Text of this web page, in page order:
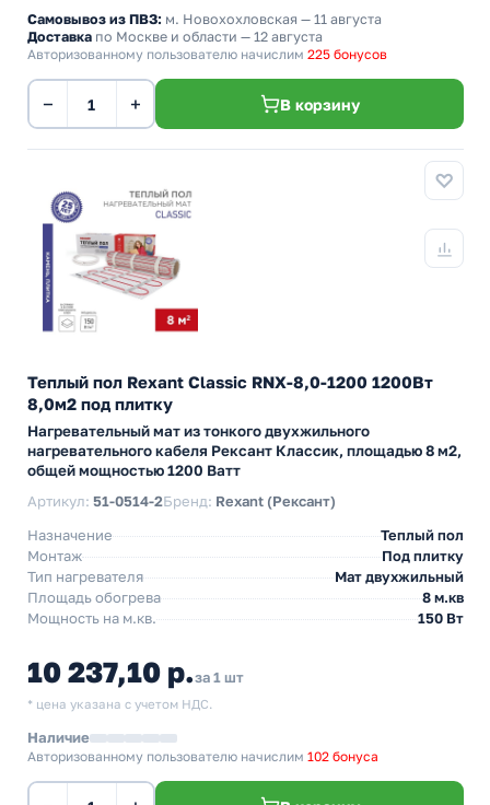
Самовывоз из ПВЗ: м. Новохохловская — 11 августа
Доставка по Москве и области — 12 августа
Авторизованному пользователю начислим 225 бонусов
− + В корзину
Теплый пол Rexant Classic RNX-8,0-1200 1200Вт
8,0м2 под плитку
Нагревательный мат из тонкого двухжильного
нагревательного кабеля Рексант Классик, площадью 8 м2,
общей мощностью 1200 Ватт
Артикул: 51-0514-2Бренд: Rexant (Рексант)
Назначение
Теплый пол
Монтаж
Под плитку
Тип нагревателя
Мат двухжильный
Площадь обогрева
8 м.кв
Мощность на м.кв.
150 Вт
10 237,10 р.за 1 шт
* цена указана с учетом НДС.
Наличие
Авторизованному пользователю начислим 102 бонуса